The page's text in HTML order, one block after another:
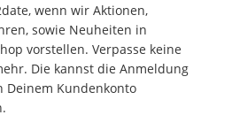
wenn wir Aktionen,
sowie Neuheiten in
vorstellen. Verpasse keine
Die kannst die Anmeldung
Deinem Kundenkonto